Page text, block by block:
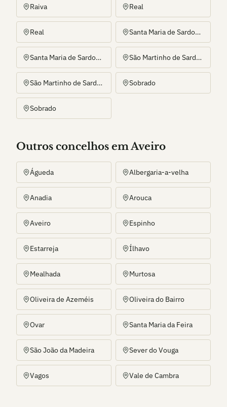
Raiva Real
Real Santa Maria de Sardoura
Santa Maria de Sardoura São Martinho de Sardoura
São Martinho de Sardoura Sobrado
Sobrado
Outros concelhos em Aveiro
Águeda Albergaria-a-velha
Anadia Arouca
Aveiro Espinho
Estarreja Ílhavo
Mealhada Murtosa
Oliveira de Azeméis Oliveira do Bairro
Ovar Santa Maria da Feira
São João da Madeira Sever do Vouga
Vagos Vale de Cambra